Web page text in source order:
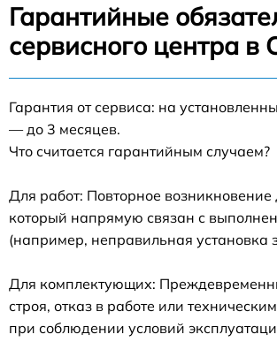
Гарантийные
сервисного центра в
Гарантия от сервиса: на
— до 3 месяцев.
Что считается гарантийным случаем?
Для работ: Повторное возникновение
который напрямую связан с
(например, неправильная установка
Для комплектующих:
строя, отказ в работе или
при соблюдении условий